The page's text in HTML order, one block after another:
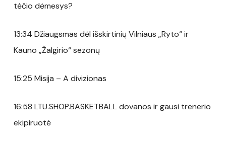
tėčio dėmesys?
13:34 Džiaugsmas dėl išskirtinių Vilniaus „Ryto“ ir
Kauno „Žalgirio“ sezonų
15:25 Misija – A divizionas
16:58 LTU.SHOP.BASKETBALL dovanos ir gausi trenerio
ekipiruotė